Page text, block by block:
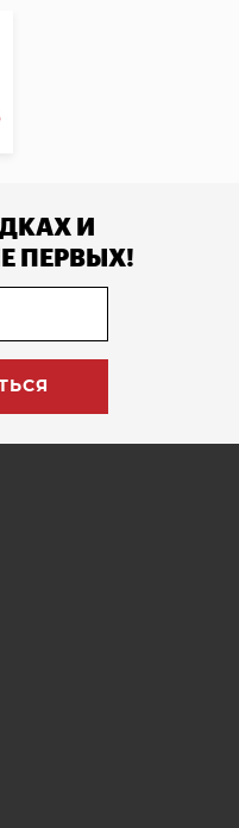
И
ПЕРВЫХ!